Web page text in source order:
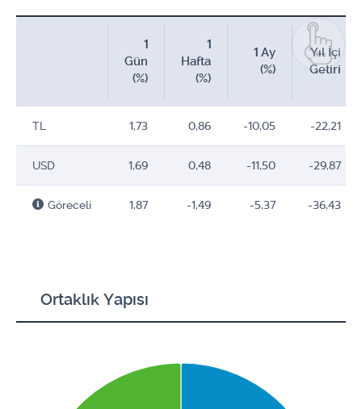
1
Gün
(%)
1
Hafta
(%)
1 Ay
(%)
Yıl İçi
Getiri
TL 1,73 0,86 -10,05 -22,21
USD 1,69 0,48 -11,50 -29,87
Göreceli 1,87 -1,49 -5,37 -36,43
Ortaklık Yapısı